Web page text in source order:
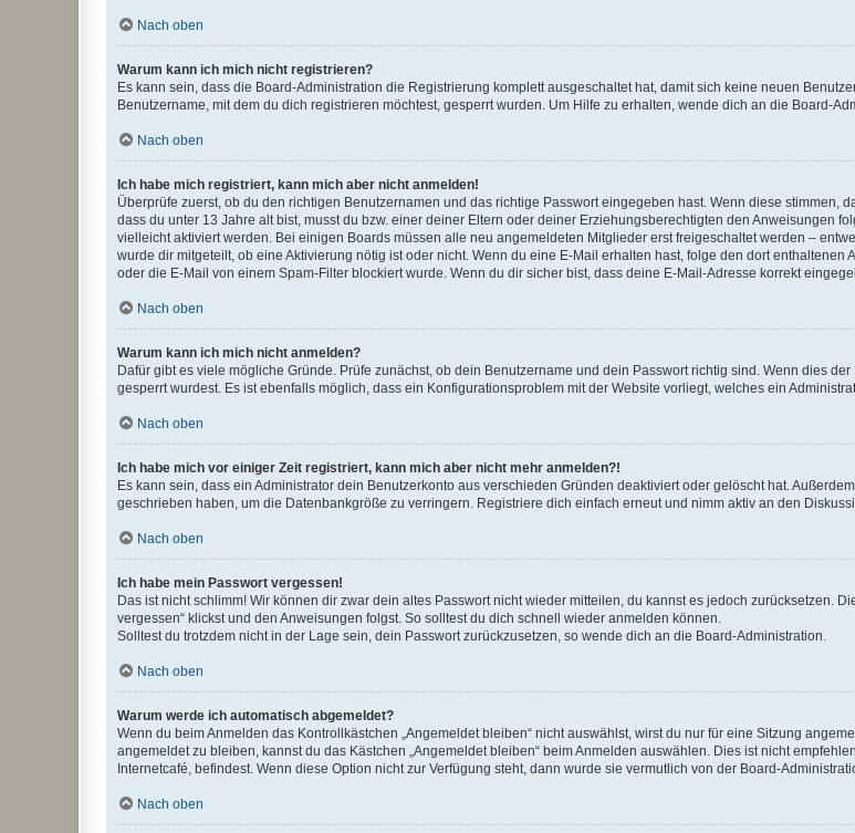
Nach oben
Warum kann ich mich nicht registrieren?
Es kann sein, dass die Board-Administration die Registrierung komplett ausgeschaltet hat, damit sich keine neuen
Benutzername, mit dem du dich registrieren möchtest, gesperrt wurden. Um Hilfe zu erhalten, wende dich an die Board-
Nach oben
Ich habe mich registriert, kann mich aber nicht anmelden!
Überprüfe zuerst, ob du den richtigen Benutzernamen und das richtige Passwort eingegeben hast. Wenn diese stimmen,
dass du unter 13 Jahre alt bist, musst du bzw. einer deiner Eltern oder deiner Erziehungsberechtigten den Anweisungen
vielleicht aktiviert werden. Bei einigen Boards müssen alle neu angemeldeten Mitglieder erst freigeschaltet werden –
wurde dir mitgeteilt, ob eine Aktivierung nötig ist oder nicht. Wenn du eine E-Mail erhalten hast, folge den dort
oder die E-Mail von einem Spam-Filter blockiert wurde. Wenn du dir sicher bist, dass deine E-Mail-Adresse korrekt
Nach oben
Warum kann ich mich nicht anmelden?
Dafür gibt es viele mögliche Gründe. Prüfe zunächst, ob dein Benutzername und dein Passwort richtig sind. Wenn dies
gesperrt wurdest. Es ist ebenfalls möglich, dass ein Konfigurationsproblem mit der Website vorliegt, welches ein
Nach oben
Ich habe mich vor einiger Zeit registriert, kann mich aber nicht mehr anmelden?!
Es kann sein, dass ein Administrator dein Benutzerkonto aus verschieden Gründen deaktiviert oder gelöscht hat.
geschrieben haben, um die Datenbankgröße zu verringern. Registriere dich einfach erneut und nimm aktiv an den
Nach oben
Ich habe mein Passwort vergessen!
Das ist nicht schlimm! Wir können dir zwar dein altes Passwort nicht wieder mitteilen, du kannst es jedoch zurücksetzen.
vergessen“ klickst und den Anweisungen folgst. So solltest du dich schnell wieder anmelden können.
Solltest du trotzdem nicht in der Lage sein, dein Passwort zurückzusetzen, so wende dich an die Board-Administration.
Nach oben
Warum werde ich automatisch abgemeldet?
Wenn du beim Anmelden das Kontrollkästchen „Angemeldet bleiben“ nicht auswählst, wirst du nur für eine Sitzung
angemeldet zu bleiben, kannst du das Kästchen „Angemeldet bleiben“ beim Anmelden auswählen. Dies ist nicht
Internetcafé, befindest. Wenn diese Option nicht zur Verfügung steht, dann wurde sie vermutlich von der Board-
Nach oben